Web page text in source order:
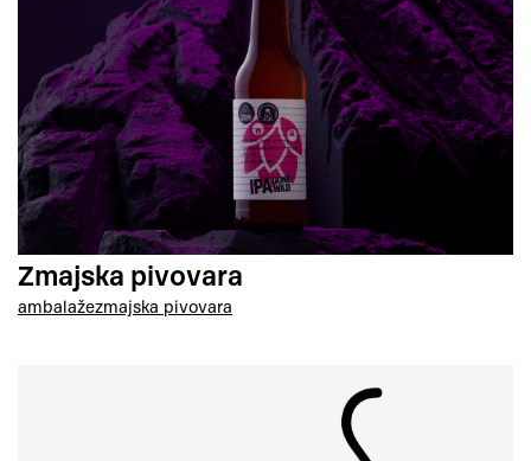
Zmajska pivovara
ambalažezmajska pivovara